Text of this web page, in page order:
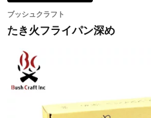
ブッシュクラフト
たき火フライパン深め